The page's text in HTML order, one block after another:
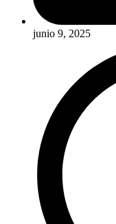
junio 9, 2025